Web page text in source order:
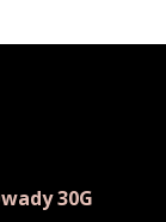
30G